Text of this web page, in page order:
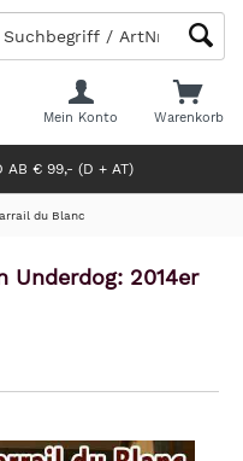
AB € 99,- (D + AT)
Warenkorb
Mein Konto
du Blanc
Underdog: 2014er